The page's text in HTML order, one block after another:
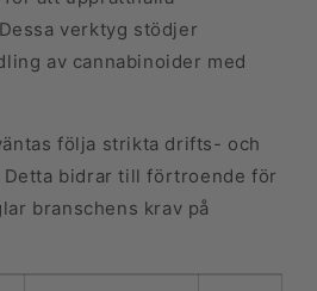
verktyg stödjer
av cannabinoider med
följa strikta drifts- och
bidrar till förtroende för
branschens krav på